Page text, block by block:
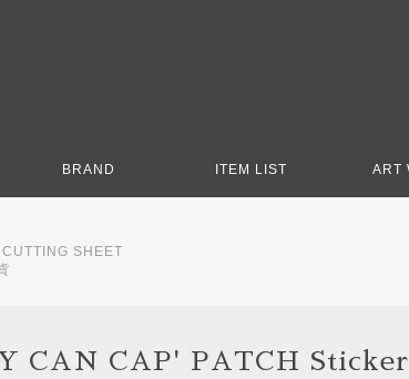
BRAND ITEM LIST ART
SHEET
CAN CAP' PATCH